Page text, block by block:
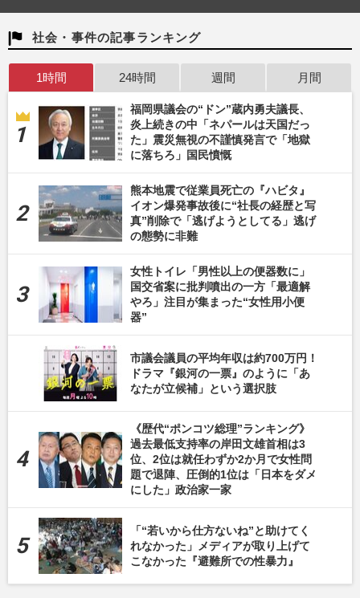
社会・事件の記事ランキング
1時間 24時間 週間 月間
福岡県議会の“ドン”蔵内勇夫議長、
炎上続きの中「ネパールは天国だっ
た」震災無視の不謹慎発言で「地獄
に落ちろ」国民憤慨
熊本地震で従業員死亡の『ハビタ』
イオン爆発事故後に“社長の経歴と写
真”削除で「逃げようとしてる」逃げ
の態勢に非難
女性トイレ「男性以上の便器数に」
国交省案に批判噴出の一方「最適解
やろ」注目が集まった“女性用小便
器”
市議会議員の平均年収は約700万円！
ドラマ『銀河の一票』のように「あ
なたが立候補」という選択肢
《歴代“ポンコツ総理”ランキング》
過去最低支持率の岸田文雄首相は3
位、2位は就任わずか2か月で女性問
題で退陣、圧倒的1位は「日本をダメ
にした」政治家一家
「“若いから仕方ないね”と助けてく
れなかった」メディアが取り上げて
こなかった『避難所での性暴力』